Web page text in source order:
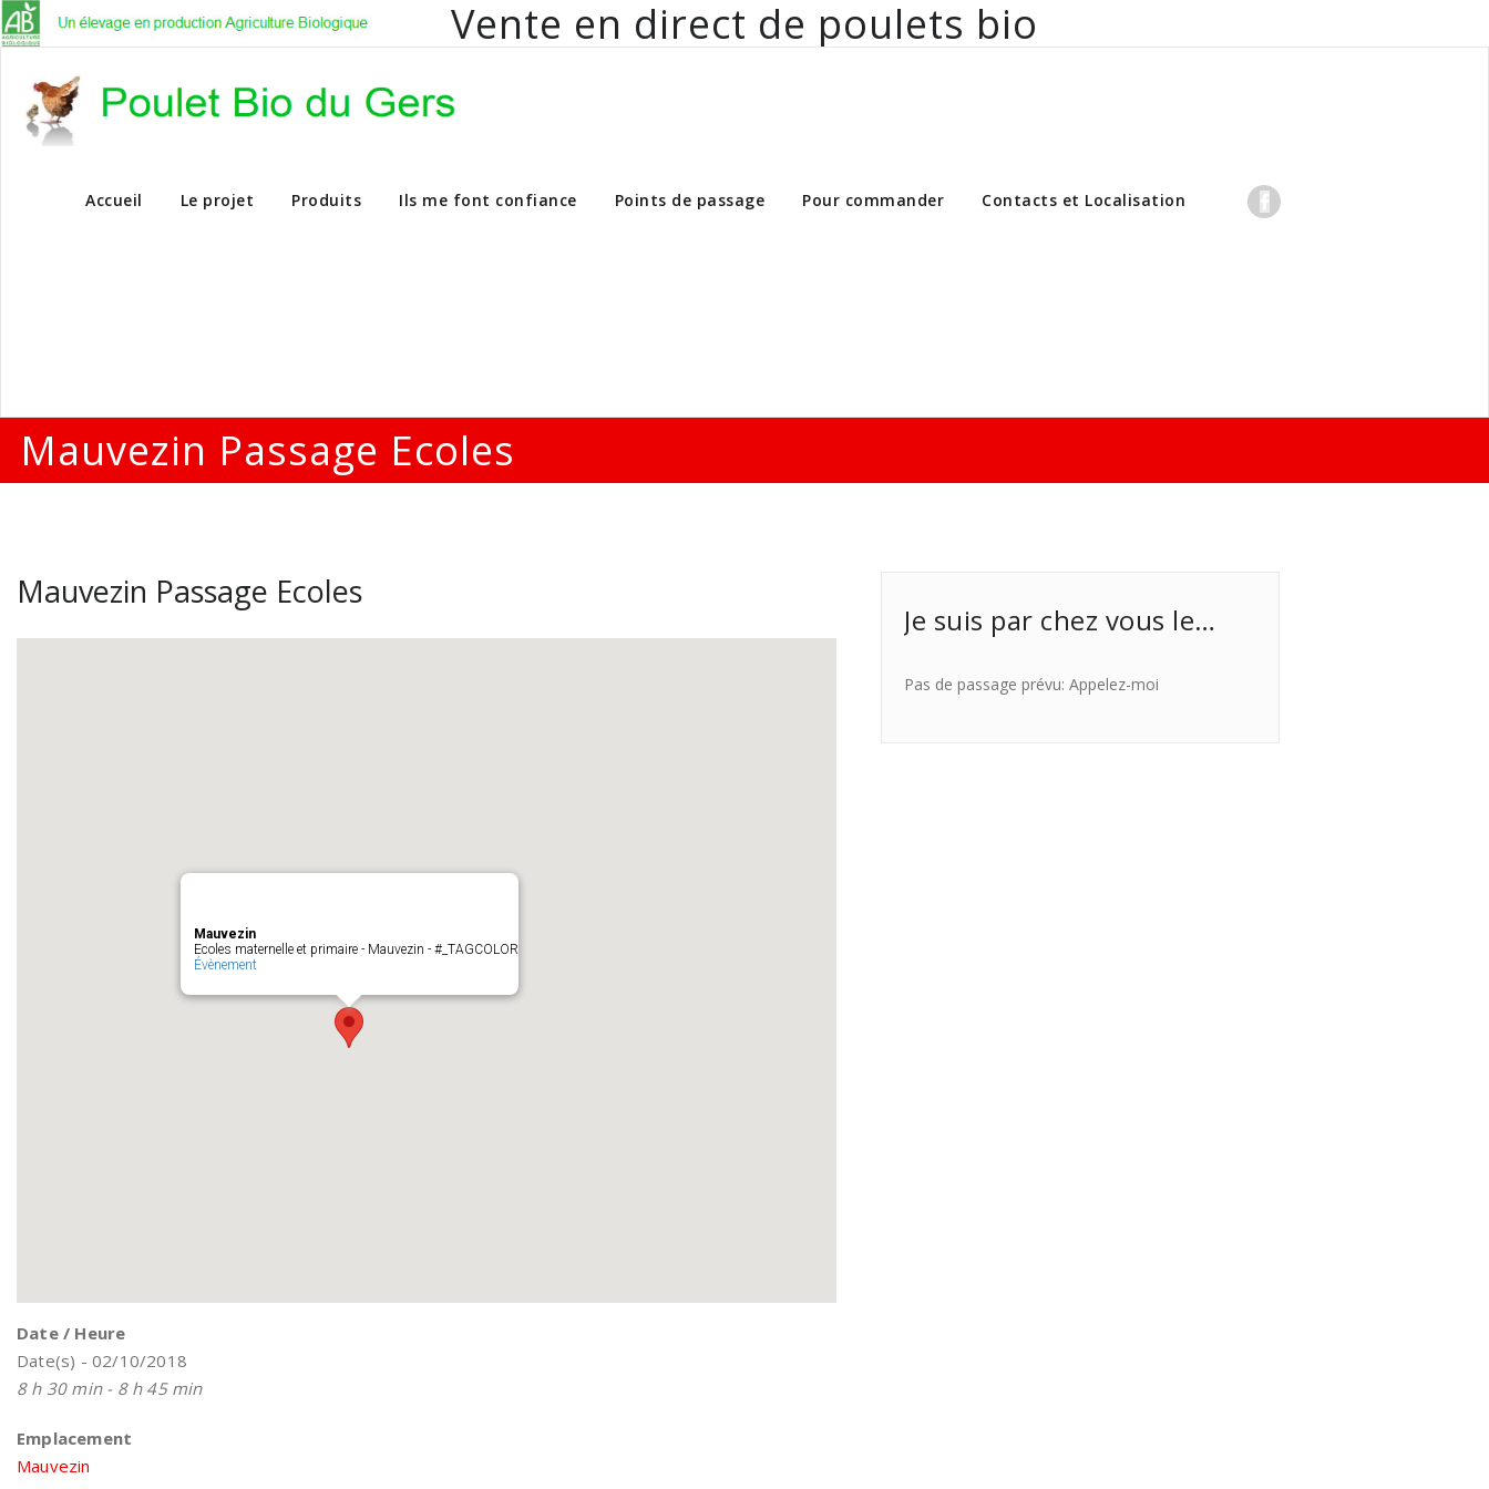
Vente en direct de poulets bio
Vente en direct de poulets bio aux particuliers et professionnels
Accueil Le projet Produits Ils me font confiance Points de passage Pour commander Contacts et Localisation
Mauvezin Passage Ecoles
Mauvezin Passage Ecoles
Mauvezin
Ecoles maternelle et primaire - Mauvezin - #_TAGCOLOR
Évènement
Date / Heure
Date(s) - 02/10/2018
8 h 30 min - 8 h 45 min
Emplacement
Mauvezin
Je suis par chez vous le…
Pas de passage prévu: Appelez-moi